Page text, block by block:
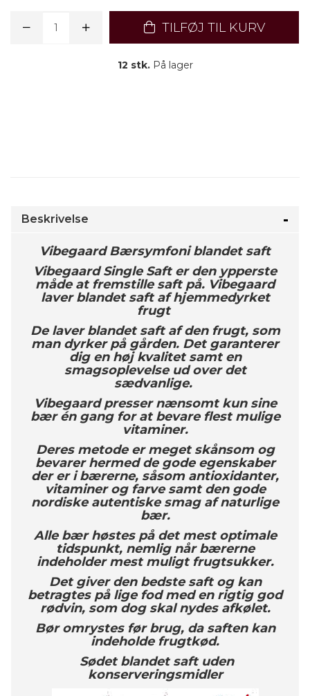
TILFØJ TIL KURV
12 stk.På lager
Beskrivelse
Vibegaard Bærsymfoni blandet saft
Vibegaard Single Saft er den ypperste
måde at fremstille saft på. Vibegaard
laver blandet saft af hjemmedyrket
frugt
De laver blandet saft af den frugt, som
man dyrker på gården. Det garanterer
dig en høj kvalitet samt en
smagsoplevelse ud over det
sædvanlige.
Vibegaard presser nænsomt kun sine
bær én gang for at bevare flest mulige
vitaminer.
Deres metode er meget skånsom og
bevarer hermed de gode egenskaber
der er i bærerne, såsom antioxidanter,
vitaminer og farve samt den gode
nordiske autentiske smag af naturlige
bær.
Alle bær høstes på det mest optimale
tidspunkt, nemlig når bærerne
indeholder mest muligt frugtsukker.
Det giver den bedste saft og kan
betragtes på lige fod med en rigtig god
rødvin, som dog skal nydes afkølet.
Bør omrystes før brug, da saften kan
indeholde frugtkød.
Sødet blandet saft uden
konserveringsmidler